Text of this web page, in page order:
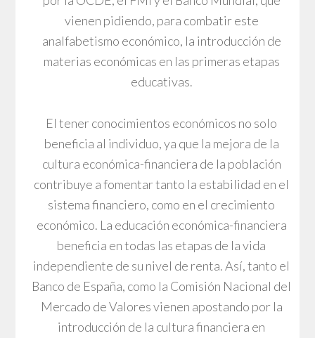
vienen pidiendo, para combatir este
analfabetismo económico, la introducción de
materias económicas en las primeras etapas
educativas.
El tener conocimientos económicos no solo
beneficia al individuo, ya que la mejora de la
cultura económica-financiera de la población
contribuye a fomentar tanto la estabilidad en el
sistema financiero, como en el crecimiento
económico. La educación económica-financiera
beneficia en todas las etapas de la vida
independiente de su nivel de renta. Así, tanto el
Banco de España, como la Comisión Nacional del
Mercado de Valores vienen apostando por la
introducción de la cultura financiera en